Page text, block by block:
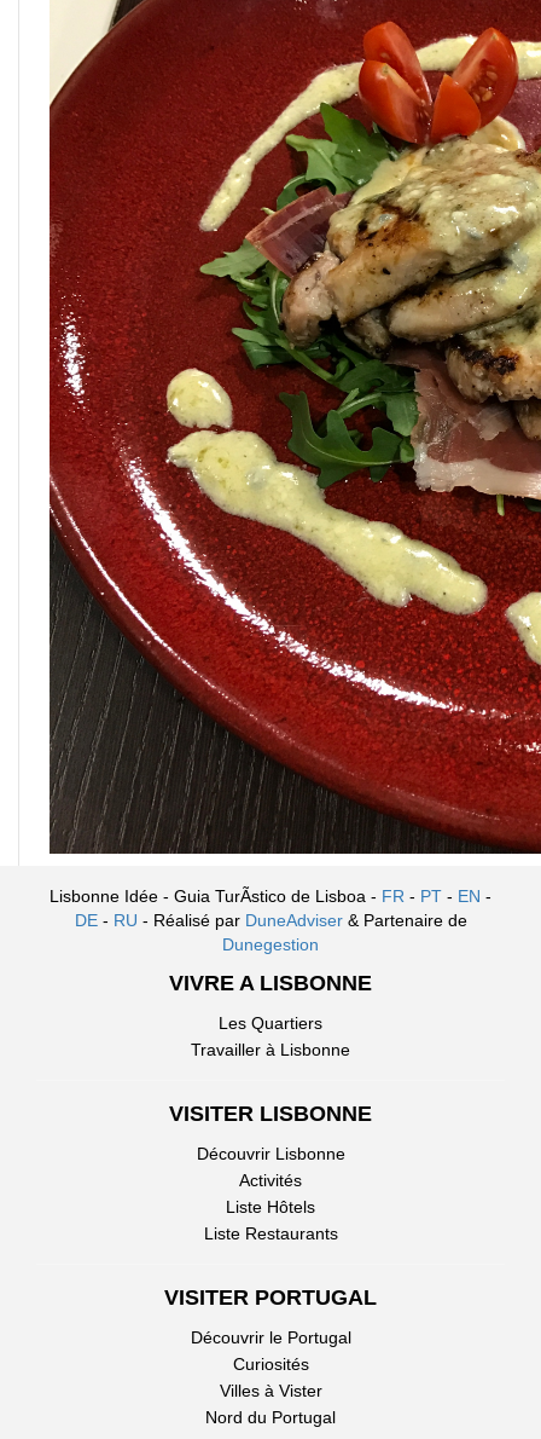
Lisbonne Idée - Guia TurÃ­stico de Lisboa - FR - PT - EN -
DE- RU - Réalisé par DuneAdviser & Partenaire de
Dunegestion
VIVRE A LISBONNE
Les Quartiers
Travailler à Lisbonne
VISITER LISBONNE
Découvrir Lisbonne
Activités
Liste Hôtels
Liste Restaurants
VISITER PORTUGAL
Découvrir le Portugal
Curiosités
Villes à Vister
Nord du Portugal